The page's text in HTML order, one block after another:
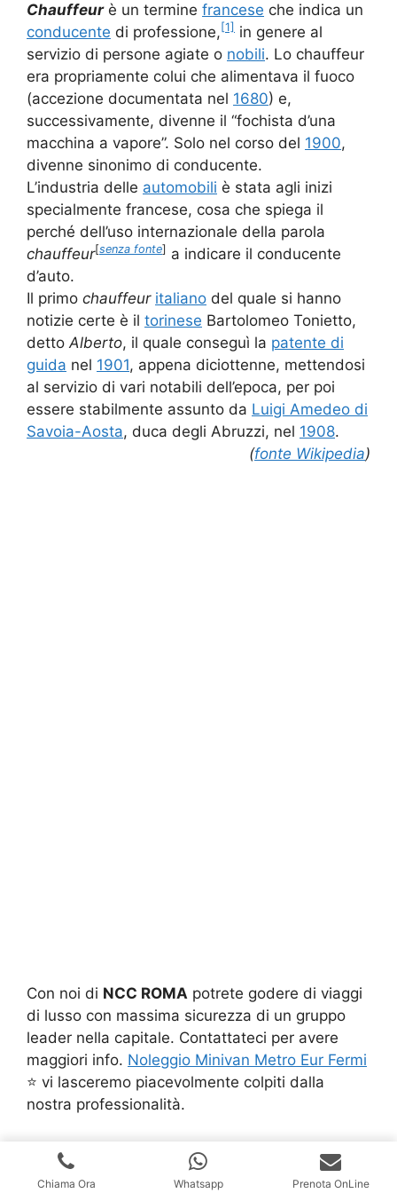
Chauffeurè un termine francese che indica un
conducente di professione, [1] in genere al
servizio di persone agiate o nobili. Lo chauffeur
era propriamente colui che alimentava il fuoco
(accezione documentata nel 1680) e,
successivamente, divenne il “fochista d’una
macchina a vapore”. Solo nel corso del 1900,
divenne sinonimo di conducente.
L’industria delle automobili è stata agli inizi
specialmente francese, cosa che spiega il
perché dell’uso internazionale della parola
chauffeur[senza fonte] a indicare il conducente
d’auto.
Il primo chauffeur italiano del quale si hanno
notizie certe è il torinese Bartolomeo Tonietto,
dettoAlberto, il quale conseguì la patente di
guida nel 1901, appena diciottenne, mettendosi
al servizio di vari notabili dell’epoca, per poi
essere stabilmente assunto da Luigi Amedeo di
Savoia-Aosta, duca degli Abruzzi, nel 1908.
(fonte Wikipedia)
Con noi di NCC ROMA potrete godere di viaggi
di lusso con massima sicurezza di un gruppo
leader nella capitale. Contattateci per avere
maggiori info. Noleggio Minivan Metro Eur Fermi
⭐ vi lasceremo piacevolmente colpiti dalla
nostra professionalità.
Chiama Ora Whatsapp Prenota OnLine